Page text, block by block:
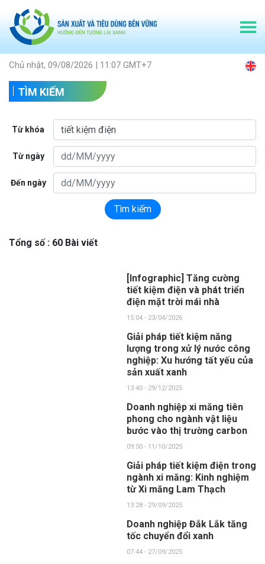
Chủ nhật, 09/08/2026 | 11:07 GMT+7
TÌM KIẾM
Từ khóa
Từ ngày
Đến ngày
Tìm kiếm
Tổng số : 60 Bài viết
[Infographic] Tăng cường
tiết kiệm điện và phát triển
điện mặt trời mái nhà
15:04 - 23/04/2026
Giải pháp tiết kiệm năng
lượng trong xử lý nước công
nghiệp: Xu hướng tất yếu của
sản xuất xanh
13:40 - 29/12/2025
Doanh nghiệp xi măng tiên
phong cho ngành vật liệu
bước vào thị trường carbon
09:50 - 11/10/2025
Giải pháp tiết kiệm điện trong
ngành xi măng: Kinh nghiệm
từ Xi măng Lam Thạch
13:28 - 29/09/2025
Doanh nghiệp Đắk Lắk tăng
tốc chuyển đổi xanh
07:44 - 27/09/2025